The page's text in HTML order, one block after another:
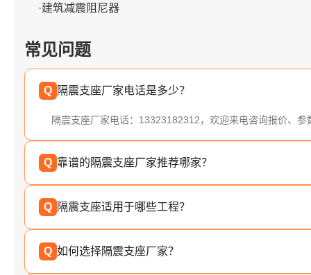
·建筑减震阻尼器
常见问题
Q 隔震支座厂家电话是多少？
隔震支座厂家电话：13323182312，欢迎来电咨询报价、参
Q 靠谱的隔震支座厂家推荐哪家？
Q 隔震支座适用于哪些工程？
Q 如何选择隔震支座厂家？